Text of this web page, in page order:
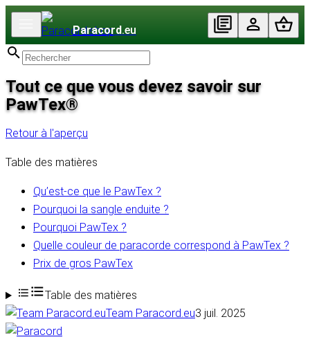
Paracord.eu
Tout ce que vous devez savoir sur
PawTex®
Retour à l'aperçu
Table des matières
Qu’est-ce que le PawTex ?
Pourquoi la sangle enduite ?
Pourquoi PawTex ?
Quelle couleur de paracorde correspond à PawTex ?
Prix de gros PawTex
Table des matières
Team Paracord.eu3 juil. 2025